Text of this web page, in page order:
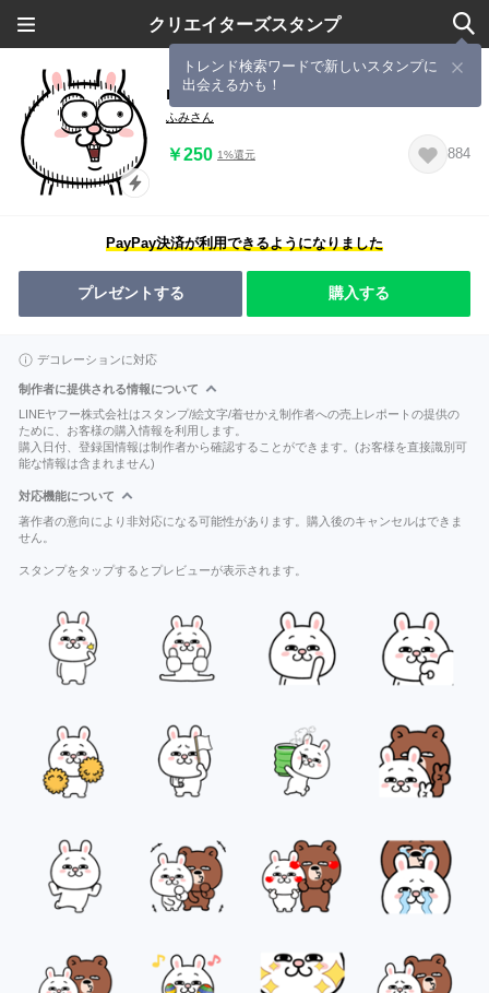
クリエイターズスタンプ
トレンド検索ワードで新しいスタンプに
出会えるかも！
rabbit, no dialogue
ふみさん
￥250 1%還元 884
PayPay決済が利用できるようになりました
プレゼントする 購入する
デコレーションに対応
制作者に提供される情報について
LINEヤフー株式会社はスタンプ/絵文字/着せかえ制作者への売上レポートの提供の
ために、お客様の購入情報を利用します。
購入日付、登録国情報は制作者から確認することができます。(お客様を直接識別可
能な情報は含まれません)
対応機能について
著作者の意向により非対応になる可能性があります。購入後のキャンセルはできま
せん。
スタンプをタップするとプレビューが表示されます。